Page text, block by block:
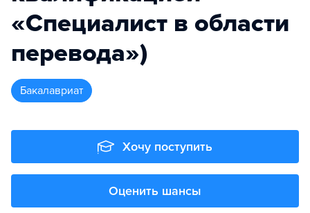
«Специалист в области
перевода»)
бакалавриат
Хочу поступить
Оценить шансы